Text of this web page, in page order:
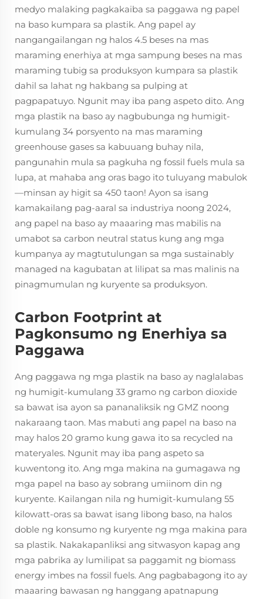
medyo malaking pagkakaiba sa paggawa ng papel
na baso kumpara sa plastik. Ang papel ay
nangangailangan ng halos 4.5 beses na mas
maraming enerhiya at mga sampung beses na mas
maraming tubig sa produksyon kumpara sa plastik
dahil sa lahat ng hakbang sa pulping at
pagpapatuyo. Ngunit may iba pang aspeto dito. Ang
mga plastik na baso ay nagbubunga ng humigit-
kumulang 34 porsyento na mas maraming
greenhouse gases sa kabuuang buhay nila,
pangunahin mula sa pagkuha ng fossil fuels mula sa
lupa, at mahaba ang oras bago ito tuluyang mabulok
—minsan ay higit sa 450 taon! Ayon sa isang
kamakailang pag-aaral sa industriya noong 2024,
ang papel na baso ay maaaring mas mabilis na
umabot sa carbon neutral status kung ang mga
kumpanya ay magtutulungan sa mga sustainably
managed na kagubatan at lilipat sa mas malinis na
pinagmumulan ng kuryente sa produksyon.
Carbon Footprint at
Pagkonsumo ng Enerhiya sa
Paggawa
Ang paggawa ng mga plastik na baso ay naglalabas
ng humigit-kumulang 33 gramo ng carbon dioxide
sa bawat isa ayon sa pananaliksik ng GMZ noong
nakaraang taon. Mas mabuti ang papel na baso na
may halos 20 gramo kung gawa ito sa recycled na
materyales. Ngunit may iba pang aspeto sa
kuwentong ito. Ang mga makina na gumagawa ng
mga papel na baso ay sobrang umiinom din ng
kuryente. Kailangan nila ng humigit-kumulang 55
kilowatt-oras sa bawat isang libong baso, na halos
doble ng konsumo ng kuryente ng mga makina para
sa plastik. Nakakapanliksi ang sitwasyon kapag ang
mga pabrika ay lumilipat sa paggamit ng biomass
energy imbes na fossil fuels. Ang pagbabagong ito ay
maaaring bawasan ng hanggang apatnapung